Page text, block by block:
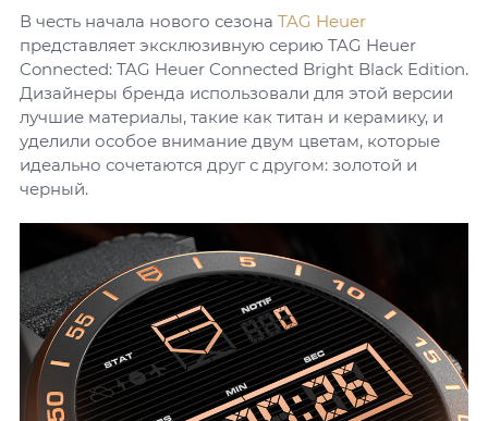
В честь начала нового сезона TAG Heuer
представляет эксклюзивную серию TAG Heuer
Connected: TAG Heuer Connected Bright Black Edition.
Дизайнеры бренда использовали для этой версии
лучшие материалы, такие как титан и керамику, и
уделили особое внимание двум цветам, которые
идеально сочетаются друг с другом: золотой и
черный.